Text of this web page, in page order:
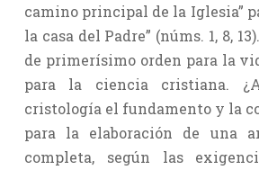
camino principal de la Iglesia”
la casa del Padre” (núms. 1, 8,
de primerísimo orden para la
para la ciencia cristiana.
cristología el fundamento y la
para la elaboración de una
completa, según las